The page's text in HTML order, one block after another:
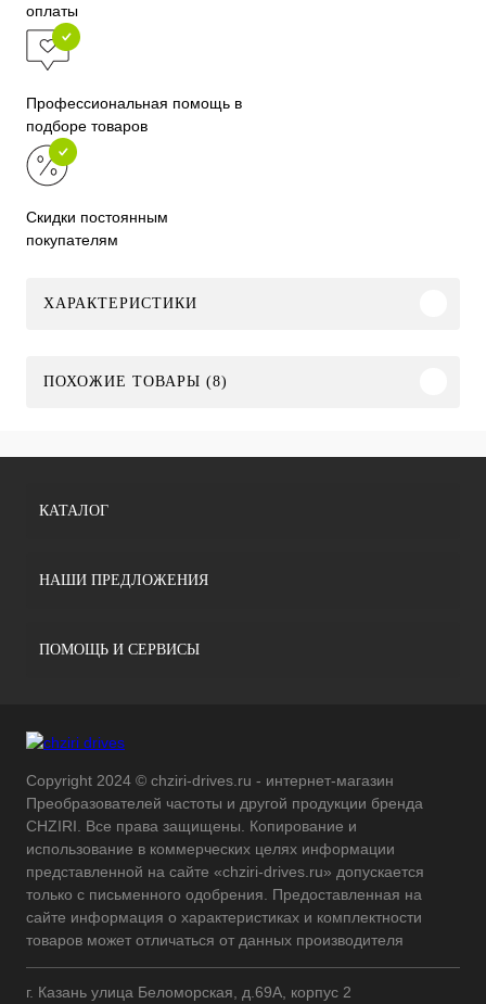
оплаты
Профессиональная помощь в
подборе товаров
Скидки постоянным
покупателям
ХАРАКТЕРИСТИКИ
ПОХОЖИЕ ТОВАРЫ (8)
КАТАЛОГ
НАШИ ПРЕДЛОЖЕНИЯ
ПОМОЩЬ И СЕРВИСЫ
Copyright 2024 © chziri-drives.ru - интернет-магазин
Преобразователей частоты и другой продукции бренда
CHZIRI. Все права защищены. Копирование и
использование в коммерческих целях информации
представленной на сайте «chziri-drives.ru» допускается
только с письменного одобрения. Предоставленная на
сайте информация о характеристиках и комплектности
товаров может отличаться от данных производителя
г. Казань улица Беломорская, д.69А, корпус 2